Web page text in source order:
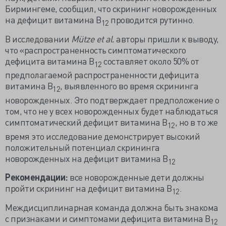
Бирмингеме, сообщил, что скрининг новорожденных
на дефицит витамина В12 проводится рутинно.
В исследовании Mütze et al.авторы пришли к выводу,
что «распространенность симптоматического
дефицита витамина В12 составляет около 50% от
предполагаемой распространенности дефицита
витамина В12, выявленного во время скрининга
новорожденных. Это подтверждает предположение о
том, что не у всех новорожденных будет наблюдаться
симптоматический дефицит витамина В12, но в то же
время это исследование демонстрирует высокий
положительный потенциал скрининга
новорожденных на дефицит витамина В12
Рекомендации: все новорожденные дети должны
пройти скрининг на дефицит витамина В12
Междисциплинарная команда должна быть знакома
с признаками и симптомами дефицита витамина В12